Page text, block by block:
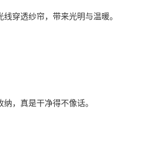
穿透纱帘，带来光明与温暖。
，真是干净得不像话。